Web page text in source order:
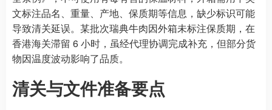
文标注品名、重量、产地、保质期等信息，缺少标识可能
导致清关延误。某批次瑞典牛肉因外箱未标注保质期，在
香港海关滞留 6 小时，虽经代理协调完成补充，但部分货
物因温度波动影响了品质。
清关与文件准备要点